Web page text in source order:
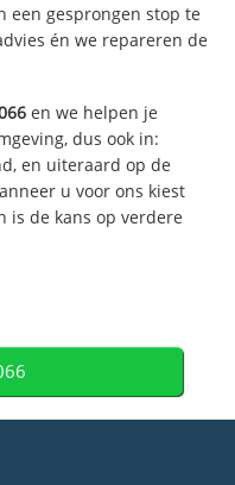
een gesprongen stop te
én we repareren de
en we helpen je
dus ook in:
en uiteraard op de
u voor ons kiest
is de kans op verdere